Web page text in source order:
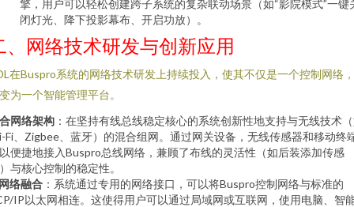
擎，用户可以轻松创建跨子系统的复杂联动场景（如“影院模式”一键
闭灯光、降下投影幕布、开启功放）。
、网络技术研发与创新应用
在Buspro系统的网络技术研发上持续投入，使其不仅是一个控制网络
为一个智能管理平台。
网络架构 ：在坚持有线总线稳定核心的系统创新性地支持与无线技术
Fi、Zigbee、蓝牙）的混合组网。通过网关设备，无线传感器和移动终
便捷地接入Buspro总线网络，兼顾了布线的灵活性（如后装添加传感
与核心控制的稳定性。
络融合 ：系统通过专用的网络接口，可以将Buspro控制网络与标准的
IP以太网相连。这使得用户可以通过局域网或互联网，使用电脑、智